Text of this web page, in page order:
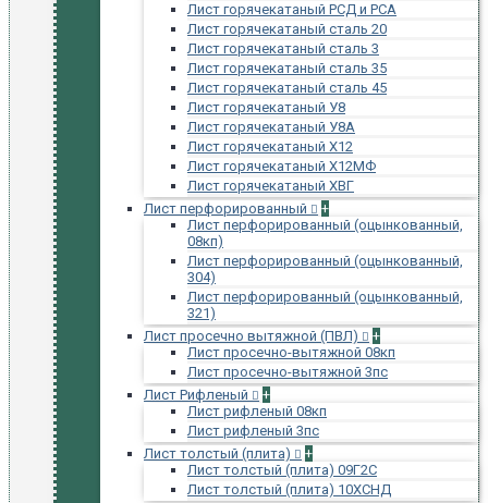
Лист горячекатаный РСД и РСА
Лист горячекатаный сталь 20
Лист горячекатаный сталь 3
Лист горячекатаный сталь 35
Лист горячекатаный сталь 45
Лист горячекатаный У8
Лист горячекатаный У8А
Лист горячекатаный Х12
Лист горячекатаный Х12МФ
Лист горячекатаный ХВГ
Лист перфорированный
+
Лист перфорированный (оцынкованный,
08кп)
Лист перфорированный (оцынкованный,
304)
Лист перфорированный (оцынкованный,
321)
Лист просечно вытяжной (ПВЛ)
+
Лист просечно-вытяжной 08кп
Лист просечно-вытяжной 3пс
Лист Рифленый
+
Лист рифленый 08кп
Лист рифленый 3пс
Лист толстый (плита)
+
Лист толстый (плита) 09Г2С
Лист толстый (плита) 10ХСНД